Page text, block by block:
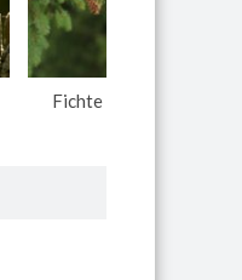
Fichte – Baum des